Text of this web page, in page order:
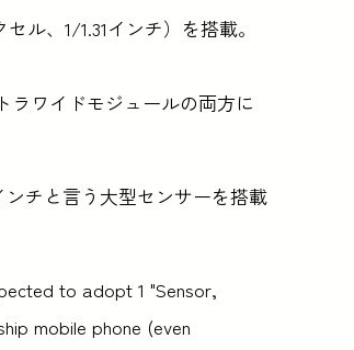
ル、1/1.31インチ）を搭載。
ラワイドモジュールの両方に
ンチと言う大型センサーを搭載
to adopt 1 "Sensor,
mobile phone (even